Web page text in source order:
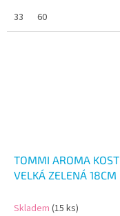
33
60
TOMMI AROMA KOST
VELKÁ ZELENÁ 18CM
Skladem (15 ks)